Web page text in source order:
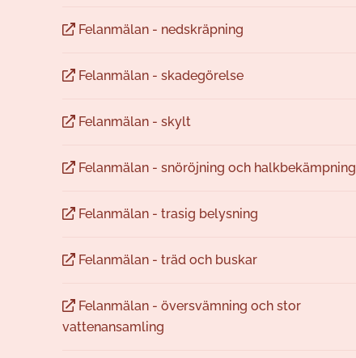
Felanmälan - nedskräpning
Felanmälan - skadegörelse
Felanmälan - skylt
Felanmälan - snöröjning och halkbekämpning
Felanmälan - trasig belysning
Felanmälan - träd och buskar
Felanmälan - översvämning och stor
vattenansamling